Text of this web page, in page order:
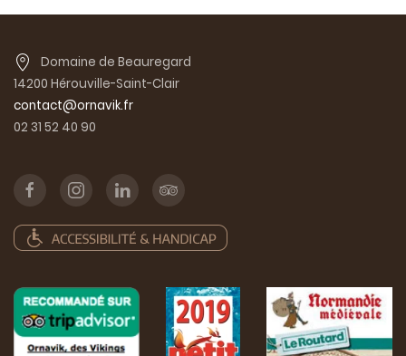
Domaine de Beauregard
14200 Hérouville-Saint-Clair
contact@ornavik.fr
02 31 52 40 90